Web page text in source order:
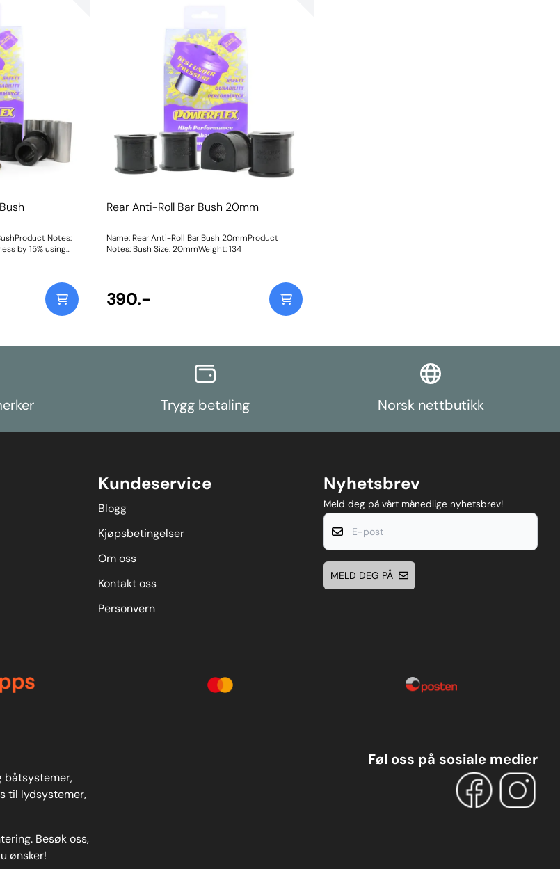
Notes:
by 15% using
providing a
Weight:
Rear Anti-Roll Bar Bush 20mm
Name: Rear Anti-Roll Bar Bush 20mmProduct
Notes: Bush Size: 20mmWeight: 134
390.-
Trygg betaling Norsk nettbutikk
Kundeservice
Blogg
Kjøpsbetingelser
Om oss
Kontakt oss
Personvern
Nyhetsbrev
Meld deg på vårt månedlige nyhetsbrev!
E-post
MELD DEG PÅ
båtsystemer,
til lydsystemer,
Besøk oss,
ønsker!
Føl oss på sosiale medier